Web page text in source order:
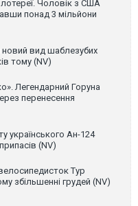
Чоловік з США
понад 3 мільйони
новий вид шаблезубих
тому (NV)
Легендарний Горуна
перенесення
українського Ан-124
(NV)
Тур
збільшенні грудей (NV)